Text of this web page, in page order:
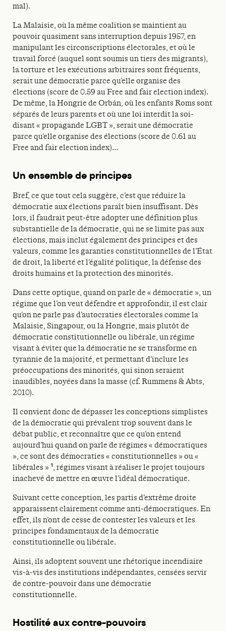
mal).
La Malaisie, où la même coalition se maintient au
pouvoir quasiment sans interruption depuis 1957, en
manipulant les circonscriptions électorales, et où le
travail forcé (auquel sont soumis un tiers des migrants),
la torture et les exécutions arbitraires sont fréquents,
serait une démocratie parce qu’elle organise des
élections (score de 0.59 au Free and fair election index).
De même, la Hongrie de Orbán, où les enfants Roms sont
séparés de leurs parents et où une loi interdit la soi-
disant « propagande LGBT », serait une démocratie
parce qu’elle organise des élections (score de 0.61 au
Free and fair election index)…
Un ensemble de principes
Bref, ce que tout cela suggère, c’est que réduire la
démocratie aux élections paraît bien insuffisant. Dès
lors, il faudrait peut-être adopter une définition plus
substantielle de la démocratie, qui ne se limite pas aux
élections, mais inclut également des principes et des
valeurs, comme les garanties constitutionnelles de l’État
de droit, la liberté et l’égalité politique, la défense des
droits humains et la protection des minorités.
Dans cette optique, quand on parle de « démocratie », un
régime que l’on veut défendre et approfondir, il est clair
qu’on ne parle pas d’autocraties électorales comme la
Malaisie, Singapour, ou la Hongrie, mais plutôt de
démocratie constitutionnelle ou libérale, un régime
visant à éviter que la démocratie ne se transforme en
tyrannie de la majorité, et permettant d’inclure les
préoccupations des minorités, qui sinon seraient
inaudibles, noyées dans la masse (cf. Rummens & Abts,
2010).
Il convient donc de dépasser les conceptions simplistes
de la démocratie qui prévalent trop souvent dans le
débat public, et reconnaître que ce qu’on entend
aujourd’hui quand on parle de régimes « démocratiques
», ce sont des démocraties « constitutionnelles » ou «
libérales » 1, régimes visant à réaliser le projet toujours
inachevé de mettre en œuvre l’idéal démocratique.
Suivant cette conception, les partis d’extrême droite
apparaissent clairement comme anti-démocratiques. En
effet, ils n’ont de cesse de contester les valeurs et les
principes fondamentaux de la démocratie
constitutionnelle ou libérale.
Ainsi, ils adoptent souvent une rhétorique incendiaire
vis-à-vis des institutions indépendantes, censées servir
de contre-pouvoir dans une démocratie
constitutionnelle.
Hostilité aux contre-pouvoirs